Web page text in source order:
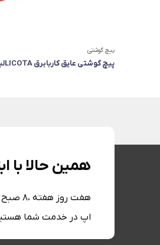
پیچ گوشتی
پیچ گوشتی عایق کاربابرق LICOTAلیکوتا
همین حالا با
اپ در خدمت شما